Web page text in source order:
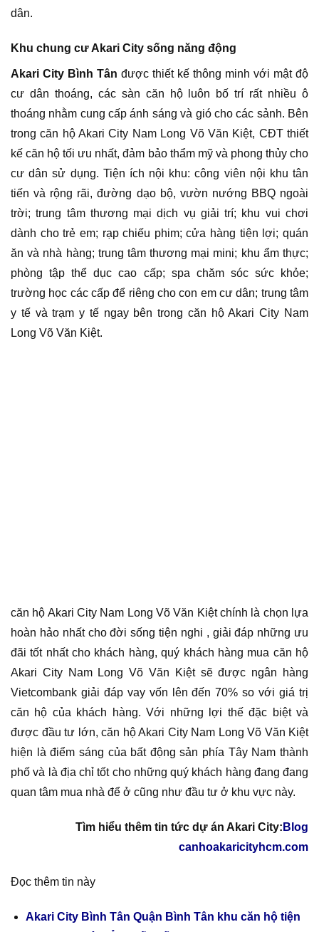
dân.
Khu chung cư Akari City sống năng động
Akari City Bình Tân được thiết kế thông minh với mật độ
cư dân thoáng, các sàn căn hộ luôn bố trí rất nhiều ô
thoáng nhằm cung cấp ánh sáng và gió cho các sảnh. Bên
trong căn hộ Akari City Nam Long Võ Văn Kiệt, CĐT thiết
kế căn hộ tối ưu nhất, đảm bảo thẩm mỹ và phong thủy cho
cư dân sử dụng. Tiện ích nội khu: công viên nội khu tân
tiến và rộng rãi, đường dạo bộ, vườn nướng BBQ ngoài
trời; trung tâm thương mại dịch vụ giải trí; khu vui chơi
dành cho trẻ em; rạp chiếu phim; cửa hàng tiện lợi; quán
ăn và nhà hàng; trung tâm thương mại mini; khu ẩm thực;
phòng tập thể dục cao cấp; spa chăm sóc sức khỏe;
trường học các cấp để riêng cho con em cư dân; trung tâm
y tế và trạm y tế ngay bên trong căn hộ Akari City Nam
Long Võ Văn Kiệt.
căn hộ Akari City Nam Long Võ Văn Kiệt chính là chọn lựa
hoàn hảo nhất cho đời sống tiện nghi , giải đáp những ưu
đãi tốt nhất cho khách hàng, quý khách hàng mua căn hộ
Akari City Nam Long Võ Văn Kiệt sẽ được ngân hàng
Vietcombank giải đáp vay vốn lên đến 70% so với giá trị
căn hộ của khách hàng. Với những lợi thế đặc biệt và
được đầu tư lớn, căn hộ Akari City Nam Long Võ Văn Kiệt
hiện là điểm sáng của bất động sản phía Tây Nam thành
phố và là địa chỉ tốt cho những quý khách hàng đang đang
quan tâm mua nhà để ở cũng như đầu tư ở khu vực này.
Tìm hiểu thêm tin tức dự án Akari City: Blog
canhoakaricityhcm.com
Đọc thêm tin này
Akari City Bình Tân Quận Bình Tân khu căn hộ tiện